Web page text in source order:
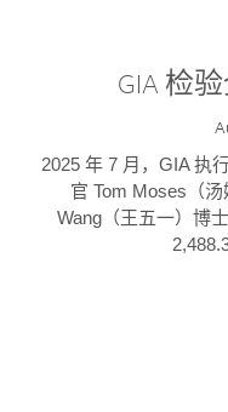
GIA 检
2025 年 7 月，GIA 执
官 Tom Moses（
Wang（王五一）博